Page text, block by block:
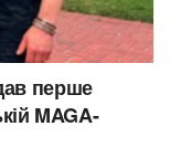
перше
MAGA-